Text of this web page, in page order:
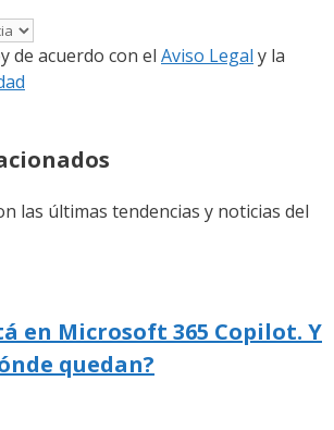
de acuerdo con el Aviso Legal y la
las últimas tendencias y noticias del
en Microsoft 365 Copilot. Y
quedan?